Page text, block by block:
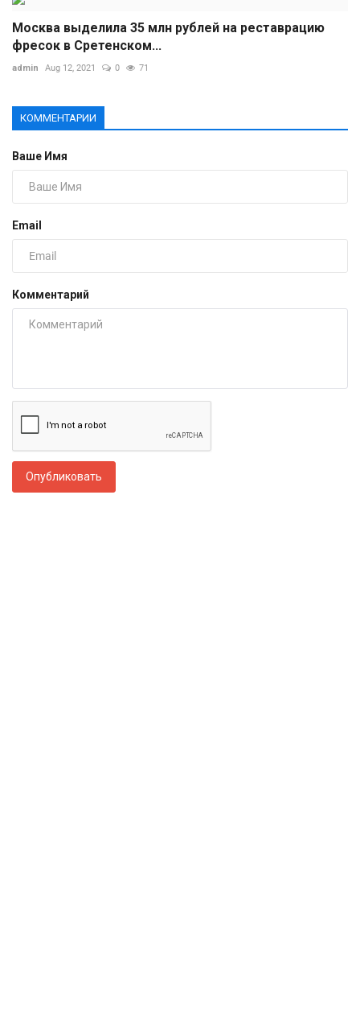
Москва выделила 35 млн рублей на реставрацию
фресок в Сретенском...
admin Aug 12, 2021 0 71
КОММЕНТАРИИ
Ваше Имя
Email
Комментарий
Опубликовать